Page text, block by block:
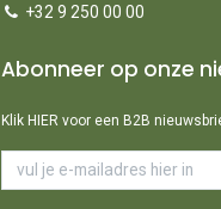
+32 9 250 00 00
Abonneer op onze
Klik HIER voor een B2B